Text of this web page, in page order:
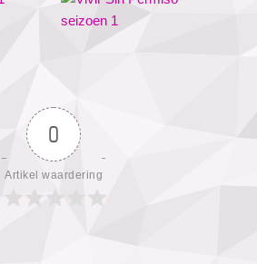
0
Artikel waardering